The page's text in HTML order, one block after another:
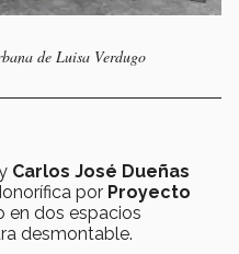
de Luisa Verdugo
Carlos José Dueñas
por Proyecto
en dos espacios
desmontable.